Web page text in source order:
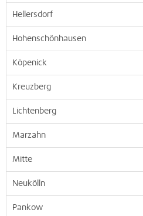
Hellersdorf
Hohenschönhausen
Köpenick
Kreuzberg
Lichtenberg
Marzahn
Mitte
Neukölln
Pankow